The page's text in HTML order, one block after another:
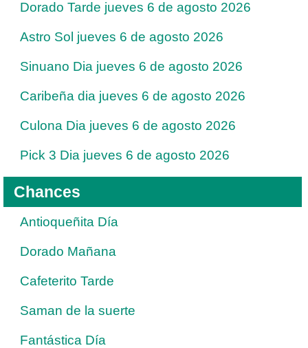
Dorado Tarde jueves 6 de agosto 2026
Astro Sol jueves 6 de agosto 2026
Sinuano Dia jueves 6 de agosto 2026
Caribeña dia jueves 6 de agosto 2026
Culona Dia jueves 6 de agosto 2026
Pick 3 Dia jueves 6 de agosto 2026
Chances
Antioqueñita Día
Dorado Mañana
Cafeterito Tarde
Saman de la suerte
Fantástica Día